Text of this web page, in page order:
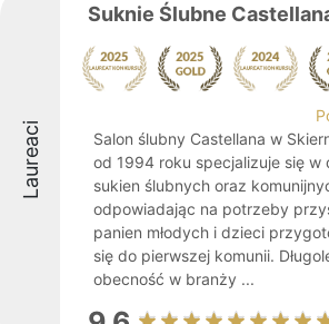
Laureaci
Suknie Ślubne
Salon ślubny Castellana w
od 1994 roku specjalizuje się w
sukien ślubnych oraz
odpowiadając na potrzeby
panien młodych i dzieci
się do pierwszej komunii.
obecność w branży ...